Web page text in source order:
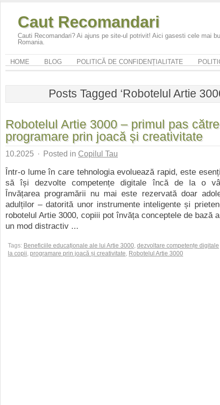
Caut Recomandari
Cauti Recomandari? Ai ajuns pe site-ul potrivit! Aici gasesti cele mai
Romania.
HOME BLOG POLITICĂ DE CONFIDENȚIALITATE
Posts Tagged ‘Robotelul Artie
Robotelul Artie 3000 – primul pas către
programare prin joacă și creativitate
10.2025 · Posted in Copilul Tau
Într-o lume în care tehnologia evoluează rapid, este
să își dezvolte competențe digitale încă de la o
Învățarea programării nu mai este rezervată doar
adulților – datorită unor instrumente inteligente și
robotelul Artie 3000, copiii pot învăța conceptele de bază
un mod distractiv ...
Tags: Beneficiile educaționale ale lui Artie 3000, dezvoltare competențe digitale
la copii, programare prin joacă și creativitate, Robotelul Artie 3000